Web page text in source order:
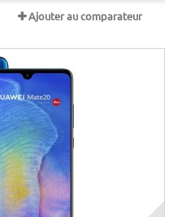
Ajouter au comparateur